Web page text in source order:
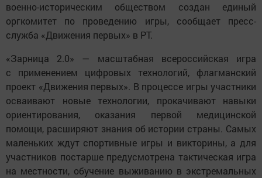
военно-историческим обществом создан единый
оргкомитет по проведению игры, сообщает пресс-
служба «Движения первых» в РТ.
«Зарница 2.0» — масштабная всероссийская игра
с применением цифровых технологий, флагманский
проект «Движения первых». В процессе игры участники
осваивают новые технологии, прокачивают навыки
ориентирования, оказания первой медицинской
помощи, расширяют знания об истории страны. Самых
маленьких ждут спортивные игры и викторины, а для
участников постарше предусмотрена тактическая игра
на местности, обучение выживанию в экстремальных